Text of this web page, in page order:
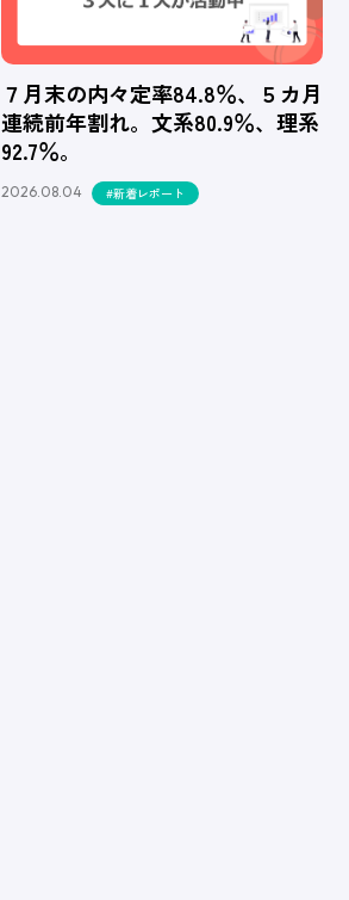
７月末の内々定率84.8％、５カ月
連続前年割れ。文系80.9％、理系
92.7％。
2026.08.04 #新着レポート